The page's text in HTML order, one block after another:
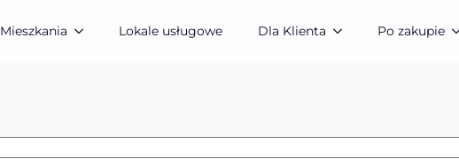
Mieszkania Lokale usługowe Dla Klienta Po zakupie